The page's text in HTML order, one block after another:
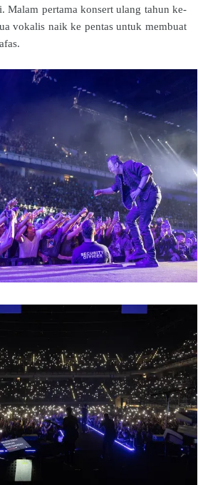
Malam pertama konsert ulang tahun ke-
vokalis naik ke pentas untuk membuat